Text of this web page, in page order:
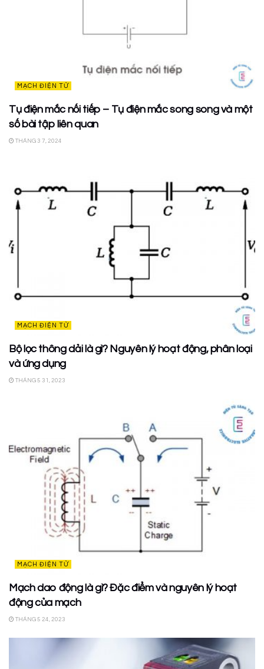
MẠCH ĐIỆN TỬ
Tụ điện mắc nối tiếp – Tụ điện mắc song song và một
số bài tập liên quan
THÁNG 3 7, 2024
MẠCH ĐIỆN TỬ
Bộ lọc thông dải là gì? Nguyên lý hoạt động, phân loại
và ứng dụng
THÁNG 5 31, 2023
MẠCH ĐIỆN TỬ
Mạch dao động là gì? Đặc điểm và nguyên lý hoạt
động của mạch
THÁNG 5 24, 2023